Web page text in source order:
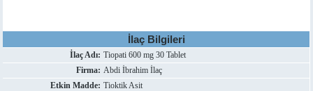
İlaç Bilgileri
İlaç Adı: Tiopati 600 mg 30 Tablet
Firma: Abdi İbrahim İlaç
Etkin Madde: Tioktik Asit